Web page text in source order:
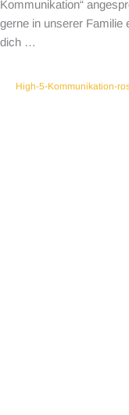
Kommunikation“
gerne in unserer Familie
dich …
High-5-Kommunikation-